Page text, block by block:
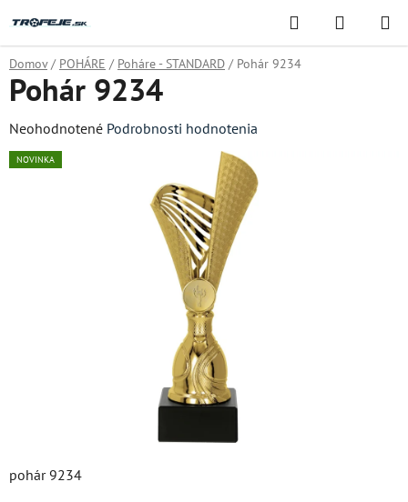
na
obsah
Hľadať
KOŠÍK
Domov / POHÁRE / Poháre - STANDARD / Pohár 9234
pohár 9234
Pohár 9234
Priemerné
hodnotenie
Neohodnotené Podrobnosti hodnotenia
NOVINKA